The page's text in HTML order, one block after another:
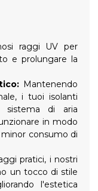
raggi UV per
e prolungare la
Mantenendo
i tuoi isolanti
sistema di aria
in modo
consumo di
pratici, i nostri
un tocco di stile
l'estetica